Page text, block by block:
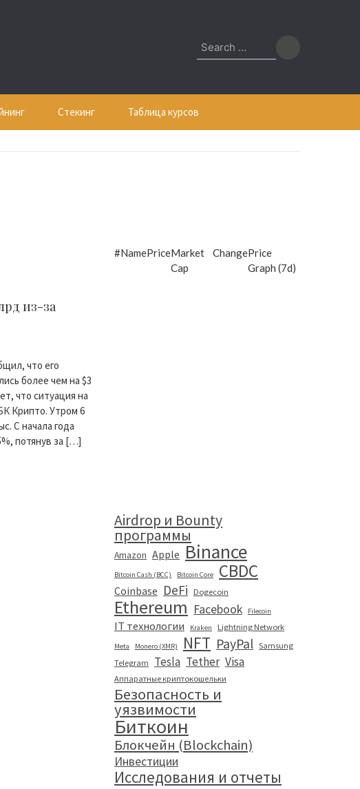
Search
for:
Стекинг Таблица курсов
из-за
что его
более чем на $3
что ситуация на
Крипто. Утром 6
С начала года
потянув за […]
#NamePriceMarket
Cap
ChangePrice
Graph (7d)
Airdrop и Bounty
программы
Amazon Apple Binance
Bitcoin Cash (BCC) Bitcoin Core CBDC
Coinbase DeFi Dogecoin
Ethereum Facebook Filecoin
IT технологии Kraken Lightning Network
Meta Monero (XMR) NFT PayPal Samsung
Telegram
Tesla Tether Visa
Аппаратные криптокошельки
Безопасность и
уязвимости
Биткоин
Блокчейн (Blockchain)
Инвестиции
Исследования и отчеты